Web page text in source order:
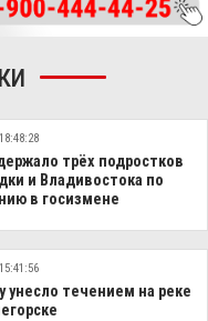
трёх подростков
и Владивостока по
в госизмене
унесло течением на реке